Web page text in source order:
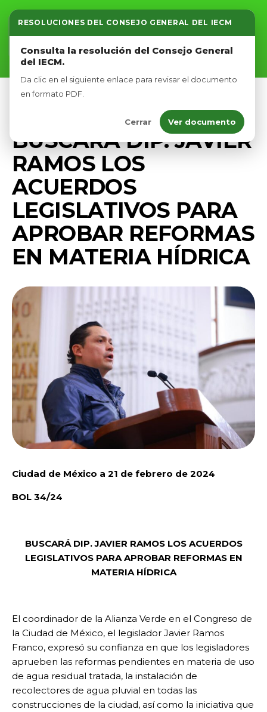
RESOLUCIONES DEL CONSEJO GENERAL DEL IECM
Consulta la resolución del Consejo General
del IECM.
Da clic en el siguiente enlace para revisar el documento
en formato PDF.
Cerrar Ver documento
Inicio
Nosotros
Afíliate
BUSCARÁ DIP. JAVIER
RAMOS LOS
ACUERDOS
LEGISLATIVOS PARA
APROBAR REFORMAS
EN MATERIA HÍDRICA
Ciudad de México a 21 de febrero de 2024
BOL 34/24
BUSCARÁ DIP. JAVIER RAMOS LOS ACUERDOS
LEGISLATIVOS PARA APROBAR REFORMAS EN
MATERIA HÍDRICA
El coordinador de la Alianza Verde en el Congreso de
la Ciudad de México, el legislador Javier Ramos
Franco, expresó su confianza en que los legisladores
aprueben las reformas pendientes en materia de uso
de agua residual tratada, la instalación de
recolectores de agua pluvial en todas las
construcciones de la ciudad, así como la iniciativa que